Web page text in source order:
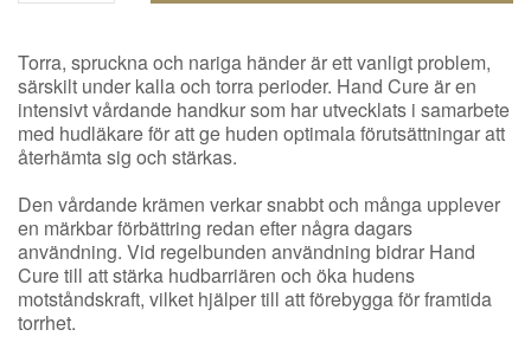
Torra, spruckna och nariga händer är ett vanligt problem,
särskilt under kalla och torra perioder. Hand Cure är en
intensivt vårdande handkur som har utvecklats i samarbete
med hudläkare för att ge huden optimala förutsättningar att
återhämta sig och stärkas.
Den vårdande krämen verkar snabbt och många upplever
en märkbar förbättring redan efter några dagars
användning. Vid regelbunden användning bidrar Hand
Cure till att stärka hudbarriären och öka hudens
motståndskraft, vilket hjälper till att förebygga för framtida
torrhet.